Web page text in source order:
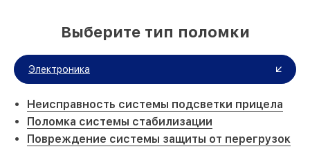
Выберите тип поломки
Электроника
Неисправность системы подсветки прицела
Поломка системы стабилизации
Повреждение системы защиты от перегрузок